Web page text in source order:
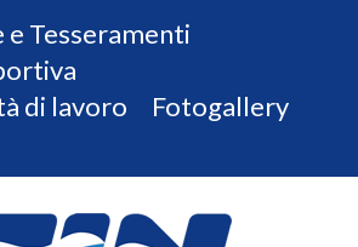
Tesseramenti
di lavoro
Fotogallery